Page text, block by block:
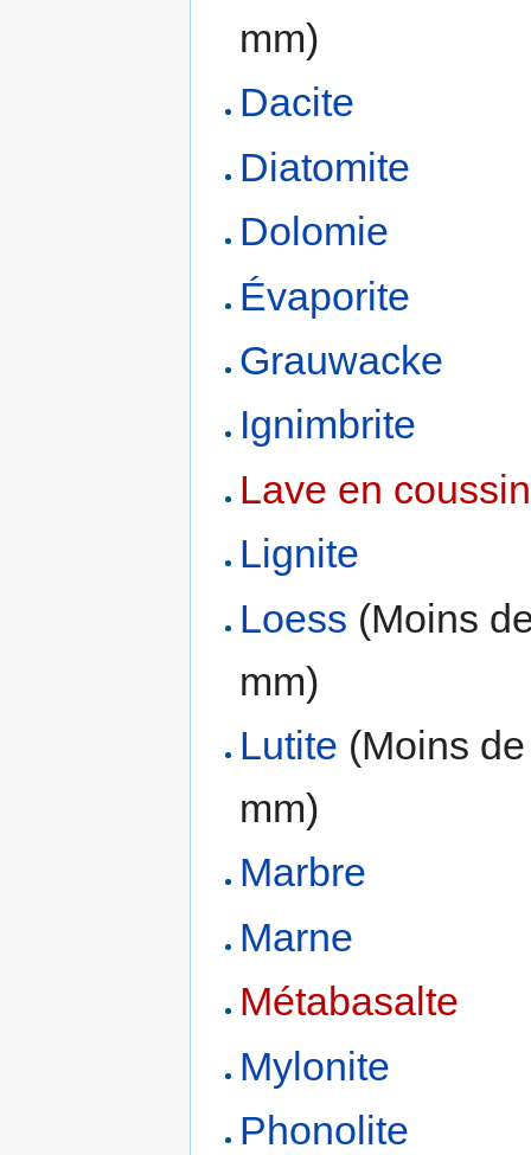
mm)
Dacite
Diatomite
Dolomie
Évaporite
Grauwacke
Ignimbrite
Lave en coussin
Lignite
Loess (Moins
mm)
Lutite (Moins
mm)
Marbre
Marne
Métabasalte
Mylonite
Phonolite